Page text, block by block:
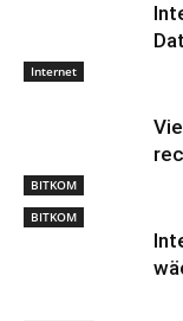
Internet
BITKOM
BITKOM